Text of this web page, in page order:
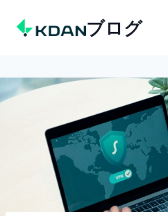
ブログ